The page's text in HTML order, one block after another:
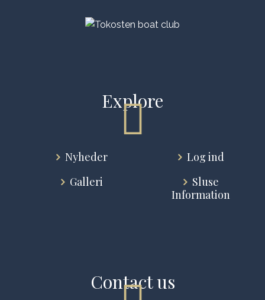
Explore
Nyheder
Galleri
Log ind
Sluse
Information
Contact us